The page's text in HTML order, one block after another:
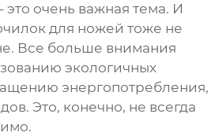
это очень важная тема. И
для ножей тоже не
Все больше внимания
экологичных
энергопотребления,
Это, конечно, не всегда